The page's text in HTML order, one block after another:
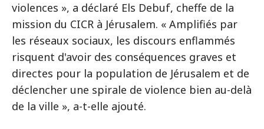
violences », a déclaré Els Debuf, cheffe de la
mission du CICR à Jérusalem. « Amplifiés par
les réseaux sociaux, les discours enflammés
risquent d'avoir des conséquences graves et
directes pour la population de Jérusalem et de
déclencher une spirale de violence bien au-delà
de la ville », a-t-elle ajouté.